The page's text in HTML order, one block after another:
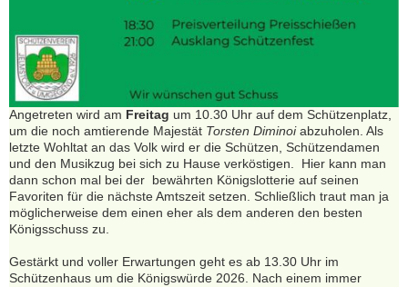
Angetreten wird am Freitag um 10.30 Uhr auf dem Schützenplatz,
um die noch amtierende Majestät Torsten Diminoiabzuholen. Als
letzte Wohltat an das Volk wird er die Schützen, Schützendamen
und den Musikzug bei sich zu Hause verköstigen. Hier kann man
dann schon mal bei der bewährten Königslotterie auf seinen
Favoriten für die nächste Amtszeit setzen. Schließlich traut man ja
möglicherweise dem einen eher als dem anderen den besten
Königsschuss zu.
Gestärkt und voller Erwartungen geht es ab 13.30 Uhr im
Schützenhaus um die Königswürde 2026. Nach einem immer